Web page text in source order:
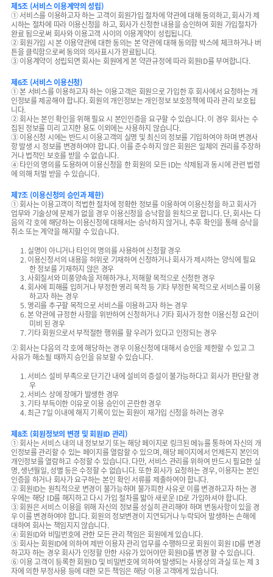
제5조 (서비스 이용계약의 성립)
① 서비스를 이용하고자 하는 고객이 회원가입 절차에 약관에 대해 동의하고, 회사가 제
시하는 절차에 따라 이용신청을 하고, 회사가 신청한 내용을 승인하여 회원 가입절차가
완료 됨으로써 회사와 이용고객 사이의 이용계약이 성립됩니다.
② 회원가입 시 본 이용약관에 대한 동의는 본 약관에 대해 동의함 박스에 체크하거나 버
튼을 클릭함으로써 동의의 의사표시가 완료됩니다.
③ 이용계약이 성립되면 회사는 회원에게 본 약관규정에 따라 회원ID를 부여합니다.
제6조 (서비스 이용신청)
① 본 서비스를 이용하고자 하는 이용고객은 회원으로 가입한 후 회사에서 요청하는 개
인정보를 제공해야 합니다. 회원의 개인정보는 개인정보 보호정책에 따라 관리 보호됩
니다.
② 회사는 본인 확인을 위해 필요 시 본인인증을 요구할 수 있습니다. 이 경우 회사는 수
집된 정보를 미리 고지한 용도 이외에는 사용하지 않습니다.
③ 이용신청 시에는 반드시 이용고객의 실명 및 최신의 정보를 기입하여야 하며 변경사
항 발생 시 정보를 변경하여야 합니다. 이를 준수하지 않은 회원은 일체의 권리를 주장하
거나 법적인 보호를 받을 수 없습니다.
④ 타인의 명의를 도용하여 이용신청을 한 회원의 모든 ID는 삭제됨과 동시에 관련 법령
에 의해 처벌 받을 수 있습니다.
제7조 (이용신청의 승인과 제한)
① 회사는 이용고객이 적법한 절차에 정확한 정보를 이용하여 이용신청을 하고 회사가
업무와 기술상에 문제가 없을 경우 이용신청을 승낙함을 원칙으로 합니다. 단, 회사는 다
음의 각 호에 해당하는 이용신청에 대해서는 승낙하지 않거나, 추후 확인을 통해 승낙을
취소 또는 계약을 해지할 수 있습니다.
1. 실명이 아니거나 타인의 명의를 사용하여 신청할 경우
2. 이용신청서의 내용을 허위로 기재하여 신청하거나 회사가 제시하는 양식에 필요
한 정보를 기재하지 않은 경우
3. 사회질서와 미풍양속을 저해하거나, 저해할 목적으로 신청한 경우
4. 회사에 피해를 입히거나 부정한 영리 목적 등 기타 부정한 목적으로 서비스를 이용
하고자 하는 경우
5. 영리를 추구할 목적으로 서비스를 이용하고자 하는 경우
6. 본 약관에 규정한 사항을 위반하여 신청하거나 기타 회사가 정한 이용신청 요건이
미비 된 경우
7. 기타 회원으로서 부적절한 행위를 할 우려가 있다고 인정되는 경우
② 회사는 다음의 각 호에 해당하는 경우 이용신청에 대해서 승인을 제한할 수 있고 그
사유가 해소될 때까지 승인을 유보할 수 있습니다.
1. 서비스 설비 부족으로 단기간 내에 설비의 증설이 불가능하다고 회사가 판단할 경
우
2. 서비스 상에 장애가 발생한 경우
3. 기타 부득이한 이유로 이용 승인이 곤란한 경우
4. 최근 7일 이내에 해지 기록이 있는 회원이 재가입 신청을 하려는 경우
제8조 (회원정보의 변경 및 회원ID 관리)
① 회사는 서비스 내의 내 정보보기 또는 해당 페이지로 링크된 메뉴를 통하여 자신의 개
인정보를 관리할 수 있는 페이지를 열람할 수 있으며, 해당 페이지에서 언제든지 본인의
개인정보를 열람하고 수정할 수 있습니다. 다만, 서비스 관리를 위하여 반드시 필요한 실
명, 생년월일, 성별 등은 수정할 수 없습니다. 또한 회사가 요청하는 경우, 이용자는 본인
인증을 하거나 회사가 요구하는 본인 확인 서류를 제출하여야 합니다.
② 회원ID는 원칙적으로 변경이 불가능하며 불가피한 사유로 이를 변경하고자 하는 경
우에는 해당 ID를 해지하고 다시 가입 절차를 밟아 새로운 ID로 가입하셔야 합니다.
③ 회원은 서비스 이용을 위해 자신의 정보를 성실히 관리해야 하며 변동사항이 있을 경
우 이를 변경하여야 합니다. 회원의 정보변경이 지연되거나 누락되어 발생하는 손해에
대하여 회사는 책임지지 않습니다.
④ 회원ID와 비밀번호에 관한 모든 관리 책임은 회원에게 있습니다.
⑤ 회사는 회원ID에 의하여 제반 이용자 관리 업무를 수행하므로 회원이 회원 ID를 변경
하고자 하는 경우 회사가 인정할 만한 사유가 있어야만 회원ID를 변경 할 수 있습니다.
⑥ 이용 고객이 등록한 회원ID 및 비밀번호에 의하여 발생되는 사용상의 과실 또는 제 3
자에 의한 부정사용 등에 대한 모든 책임은 해당 이용 고객에게 있습니다.